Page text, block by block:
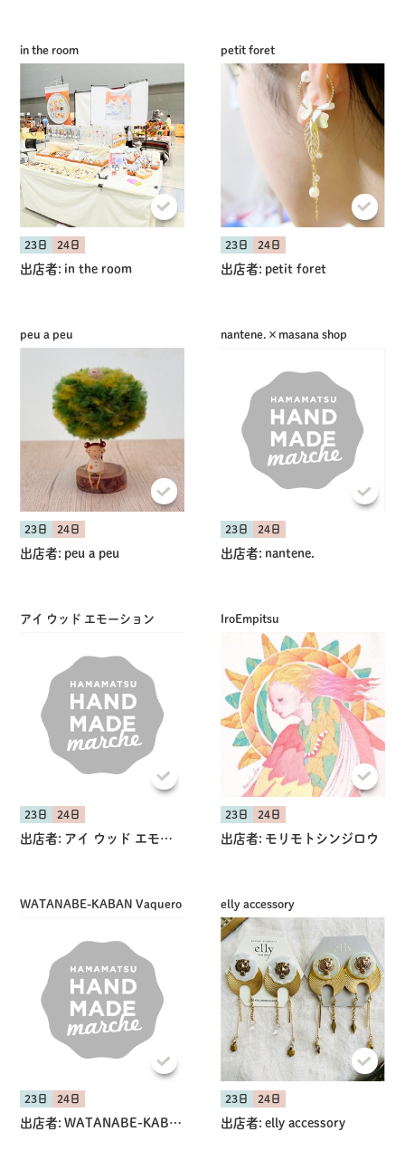
in the room
23日 24日
出店者: in the room
petit foret
23日 24日
出店者: petit foret
peu a peu
23日 24日
出店者: peu a peu
nantene.×masana shop
23日 24日
出店者: nantene.
アイ ウッド エモーション
23日 24日
出店者: アイ ウッド エモーション
IroEmpitsu
23日 24日
出店者: モリモトシンジロウ
WATANABE-KABAN Vaquero
23日 24日
出店者: WATANABE-KABAN Vaquero
elly accessory
23日 24日
出店者: elly accessory
共有方法を選択